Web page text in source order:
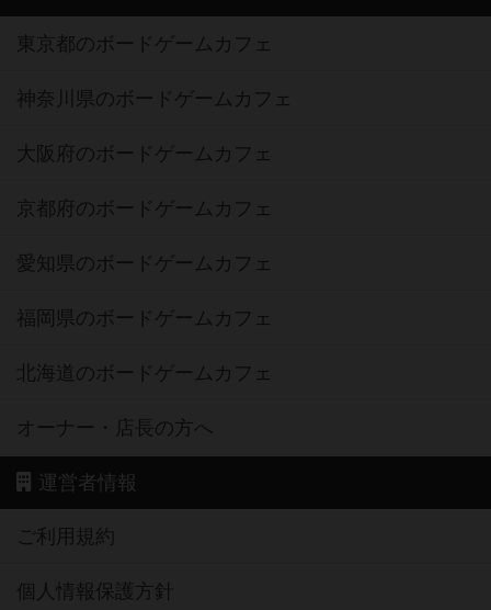
東京都のボードゲームカフェ
神奈川県のボードゲームカフェ
大阪府のボードゲームカフェ
京都府のボードゲームカフェ
愛知県のボードゲームカフェ
福岡県のボードゲームカフェ
北海道のボードゲームカフェ
オーナー・店長の方へ
運営者情報
ご利用規約
個人情報保護方針